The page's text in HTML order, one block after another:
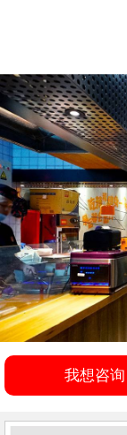
我想咨询